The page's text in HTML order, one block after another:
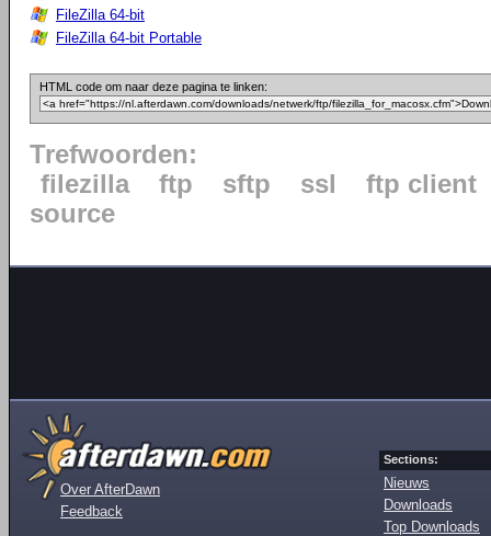
FileZilla 64-bit
FileZilla 64-bit Portable
HTML code om naar deze pagina te linken:
Trefwoorden:
filezilla
ftp sftp ssl
ftp client
source
Over AfterDawn
Feedback
Sections:
Nieuws
Downloads
Top Downloads